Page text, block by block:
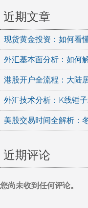
近期文章
现货黄金投资：如何看
外汇基本面分析：如何
港股开户全流程：大陆
外汇技术分析：K线锤
美股交易时间全解析：
近期评论
您尚未收到任何评论。